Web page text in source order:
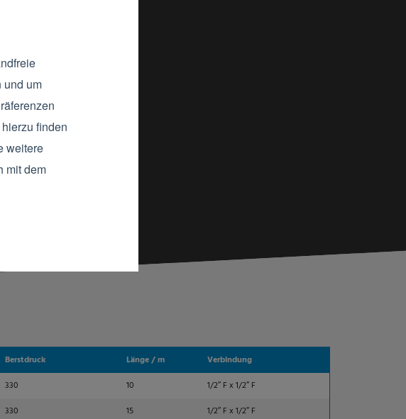
und um
finden
weitere
mit dem
Berstdruck Länge / m
Verbindung
330 10
1/2″ F x 1/2″ F
330 15
1/2″ F x 1/2″ F